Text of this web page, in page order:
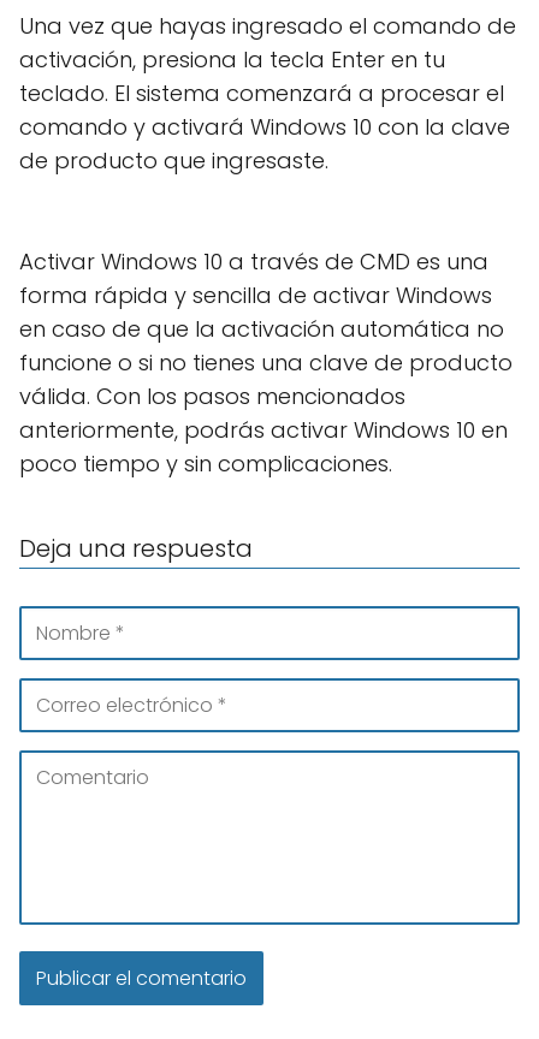
Una vez que hayas ingresado el comando de
activación, presiona la tecla Enter en tu
teclado. El sistema comenzará a procesar el
comando y activará Windows 10 con la clave
de producto que ingresaste.
Activar Windows 10 a través de CMD es una
forma rápida y sencilla de activar Windows
en caso de que la activación automática no
funcione o si no tienes una clave de producto
válida. Con los pasos mencionados
anteriormente, podrás activar Windows 10 en
poco tiempo y sin complicaciones.
Deja una respuesta